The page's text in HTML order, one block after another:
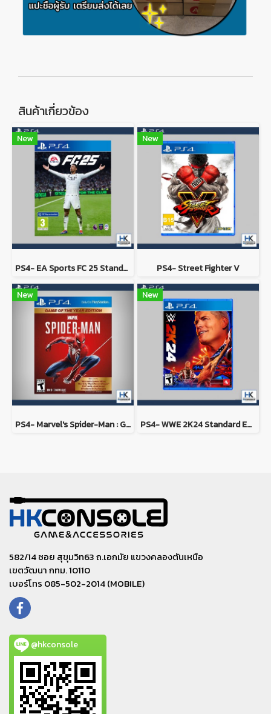
สินค้าเกี่ยวข้อง
New
PS4- EA Sports FC 25 Standard Edition
New
PS4- Street Fighter V
New
PS4- Marvel's Spider-Man : Game of the Year Edition
New
PS4- WWE 2K24 Standard Edition
582/14 ซอย สุขุมวิท63 ถ.เอกมัย แขวงคลองตันเหนือ
เขตวัฒนา กทม. 10110
เบอร์โทร 085-502-2014 (MOBILE)
@hkconsole